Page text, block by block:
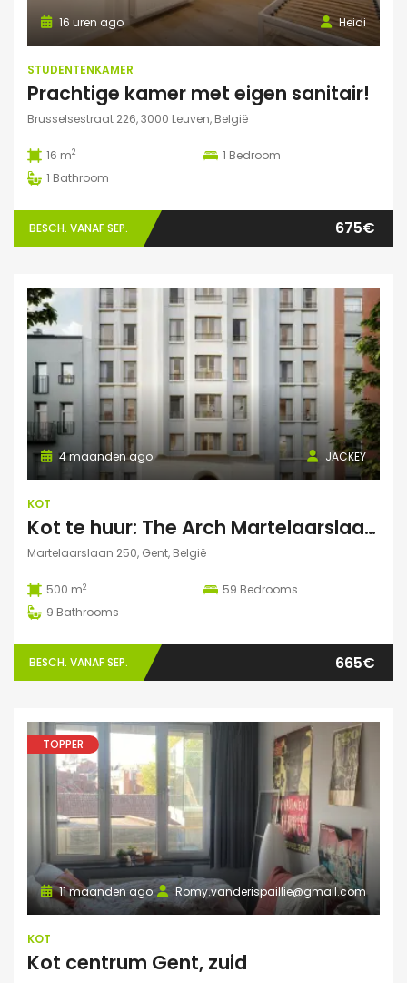
Heidi
16 uren ago
STUDENTENKAMER
Prachtige kamer met eigen sanitair!
Brusselsestraat 226, 3000 Leuven, België
16 m2 1 Bedroom
1 Bathroom
BESCH. VANAF SEP. 675€
JACKEY
4 maanden ago
KOT
Kot te huur: The Arch Martelaarslaan 250
Martelaarslaan 250, Gent, België
500 m2 59 Bedrooms
9 Bathrooms
BESCH. VANAF SEP. 665€
TOPPER
Romy.vanderispaillie@gmail.com
11 maanden ago
KOT
Kot centrum Gent, zuid